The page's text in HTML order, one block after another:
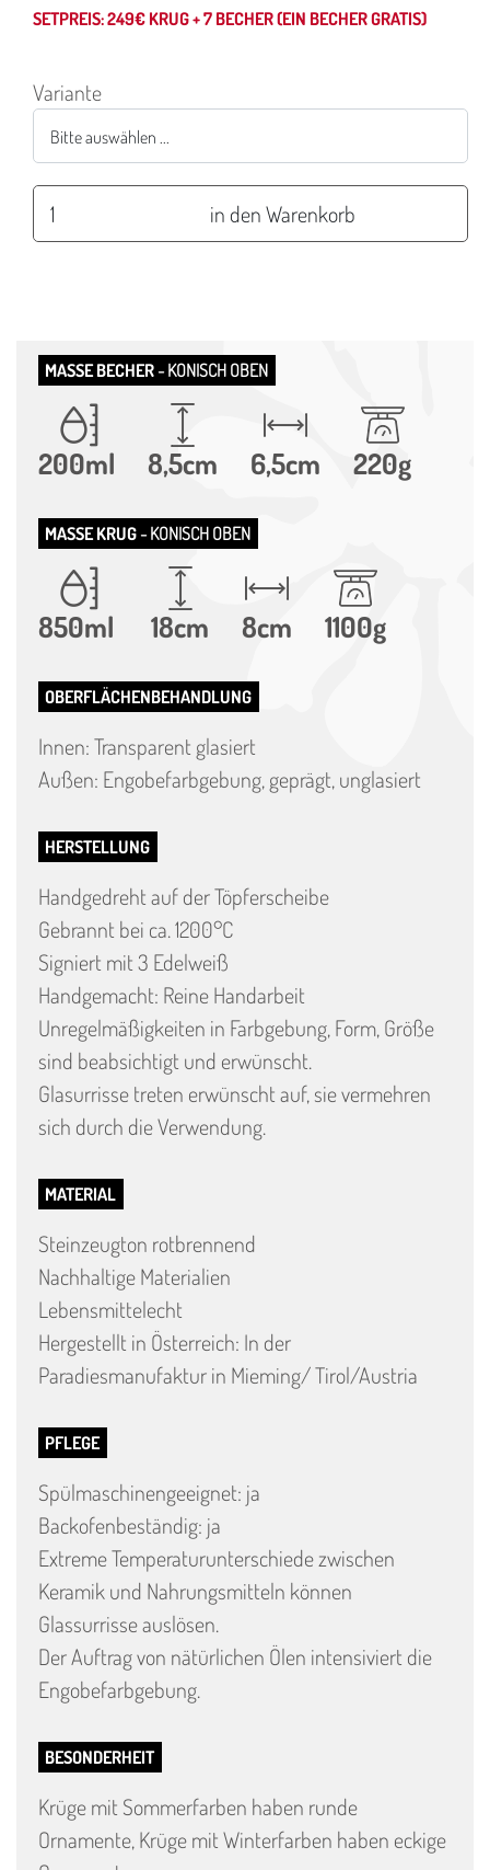
SETPREIS: 249€ KRUG + 7 BECHER (EIN BECHER GRATIS)
Variante
MASSE BECHER - KONISCH OBEN
200ml 8,5cm 6,5cm 220g
MASSE KRUG - KONISCH OBEN
850ml 18cm 8cm 1100g
OBERFLÄCHENBEHANDLUNG
Innen: Transparent glasiert
Außen: Engobefarbgebung, geprägt, unglasiert
HERSTELLUNG
Handgedreht auf der Töpferscheibe
Gebrannt bei ca. 1200°C
Signiert mit 3 Edelweiß
Handgemacht: Reine Handarbeit
Unregelmäßigkeiten in Farbgebung, Form, Größe
sind beabsichtigt und erwünscht.
Glasurrisse treten erwünscht auf, sie vermehren
sich durch die Verwendung.
MATERIAL
Steinzeugton rotbrennend
Nachhaltige Materialien
Lebensmittelecht
Hergestellt in Österreich: In der
Paradiesmanufaktur in Mieming/ Tirol/Austria
PFLEGE
Spülmaschinengeeignet: ja
Backofenbeständig: ja
Extreme Temperaturunterschiede zwischen
Keramik und Nahrungsmitteln können
Glassurrisse auslösen.
Der Auftrag von nätürlichen Ölen intensiviert die
Engobefarbgebung.
BESONDERHEIT
Krüge mit Sommerfarben haben runde
Ornamente, Krüge mit Winterfarben haben eckige